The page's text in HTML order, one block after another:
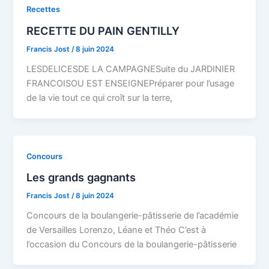
Recettes
RECETTE DU PAIN GENTILLY
Francis Jost/8 juin 2024
LESDELICESDE LA CAMPAGNESuite du JARDINIER
FRANCOISOU EST ENSEIGNEPréparer pour l’usage
de la vie tout ce qui croît sur la terre,
Concours
Les grands gagnants
Francis Jost/8 juin 2024
Concours de la boulangerie-pâtisserie de l’académie
de Versailles Lorenzo, Léane et Théo C’est à
l’occasion du Concours de la boulangerie-pâtisserie